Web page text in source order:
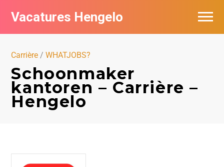
Vacatures Hengelo
Carrière /WHATJOBS?
Schoonmaker
kantoren – Carrière –
Hengelo
Vacatures per bedrijf in Hengelo
Nieuwsbrief feed